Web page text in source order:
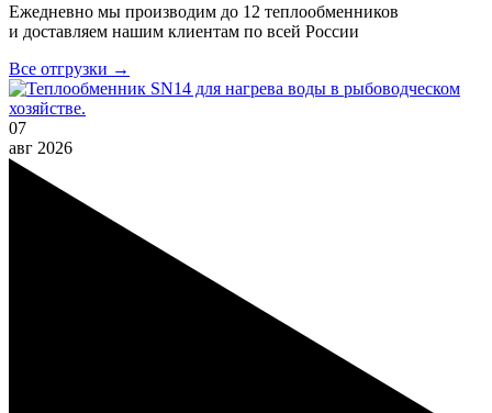
Ежедневно мы производим до 12 теплообменников
и доставляем нашим клиентам по всей России
Все отгрузки →
07
авг 2026